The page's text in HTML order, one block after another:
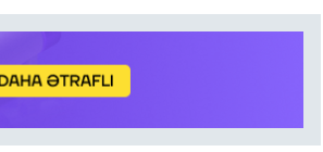
alıb